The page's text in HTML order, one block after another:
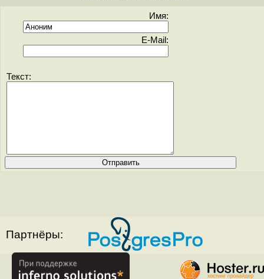
Имя:
E-Mail:
Текст:
Партнёры: